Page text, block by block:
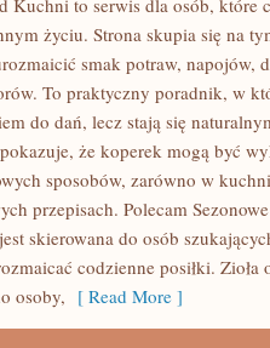
Kuchni to serwis dla osób, które
życiu. Strona skupia się na
smak potraw, napojów,
To praktyczny poradnik, w
do dań, lecz stają się
że koperek mogą być
sposobów, zarówno w
przepisach. Polecam
skierowana do osób
codzienne posiłki.
osoby, [ Read More ]